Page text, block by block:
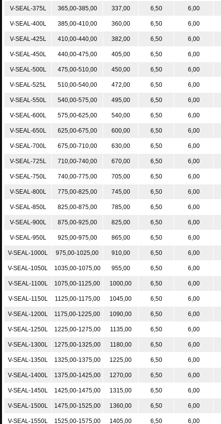
V-SEAL-375L 365,00-385,00 337,00 6,50 6,00
V-SEAL-400L 385,00-410,00 360,00 6,50 6,00
V-SEAL-425L 410,00-440,00 382,00 6,50 6,00
V-SEAL-450L 440,00-475,00 405,00 6,50 6,00
V-SEAL-500L 475,00-510,00 450,00 6,50 6,00
V-SEAL-525L 510,00-540,00 472,00 6,50 6,00
V-SEAL-550L 540,00-575,00 495,00 6,50 6,00
V-SEAL-600L 575,00-625,00 540,00 6,50 6,00
V-SEAL-650L 625,00-675,00 600,00 6,50 6,00
V-SEAL-700L 675,00-710,00 630,00 6,50 6,00
V-SEAL-725L 710,00-740,00 670,00 6,50 6,00
V-SEAL-750L 740,00-775,00 705,00 6,50 6,00
V-SEAL-800L 775,00-825,00 745,00 6,50 6,00
V-SEAL-850L 825,00-875,00 785,00 6,50 6,00
V-SEAL-900L 875,00-925,00 825,00 6,50 6,00
V-SEAL-950L 925,00-975,00 865,00 6,50 6,00
V-SEAL-1000L 975,00-1025,00 910,00 6,50 6,00
V-SEAL-1050L 1035,00-1075,00 955,00 6,50 6,00
V-SEAL-1100L 1075,00-1125,00 1000,00 6,50 6,00
V-SEAL-1150L 1125,00-1175,00 1045,00 6,50 6,00
V-SEAL-1200L 1175,00-1225,00 1090,00 6,50 6,00
V-SEAL-1250L 1225,00-1275,00 1135,00 6,50 6,00
V-SEAL-1300L 1275,00-1325,00 1180,00 6,50 6,00
V-SEAL-1350L 1325,00-1375,00 1225,00 6,50 6,00
V-SEAL-1400L 1375,00-1425,00 1270,00 6,50 6,00
V-SEAL-1450L 1425,00-1475,00 1315,00 6,50 6,00
V-SEAL-1500L 1475,00-1525,00 1360,00 6,50 6,00
V-SEAL-1550L 1525,00-1575,00 1405,00 6,50 6,00